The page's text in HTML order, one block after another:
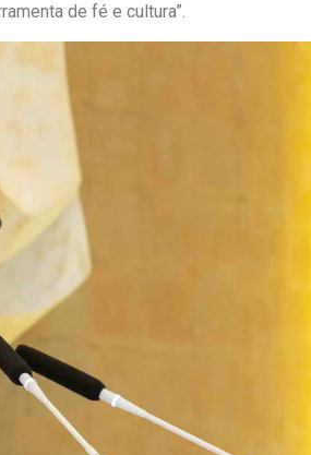
de fé e cultura”.